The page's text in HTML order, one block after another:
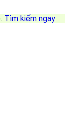
. Tìm kiếm ngay